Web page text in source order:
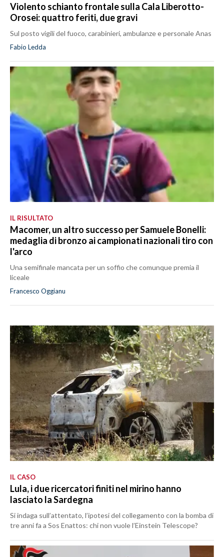
Violento schianto frontale sulla Cala Liberotto-
Orosei: quattro feriti, due gravi
Sul posto vigili del fuoco, carabinieri, ambulanze e personale Anas
Fabio Ledda
IL RISULTATO
Macomer, un altro successo per Samuele Bonelli:
medaglia di bronzo ai campionati nazionali tiro con
l'arco
Una semifinale mancata per un soffio che comunque premia il
liceale
Francesco Oggianu
IL CASO
Lula, i due ricercatori finiti nel mirino hanno
lasciato la Sardegna
Si indaga sull’attentato, l’ipotesi del collegamento con la bomba di
tre anni fa a Sos Enattos: chi non vuole l’Einstein Telescope?